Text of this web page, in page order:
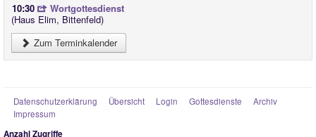
10:30
Wortgottesdienst
(Haus Elim, Bittenfeld)
Zum Terminkalender
Datenschutzerklärung Übersicht Login Gottesdienste
Archiv
Impressum
Anzahl Zugriffe